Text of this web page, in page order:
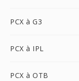
PCX à G3
PCX à IPL
PCX à OTB